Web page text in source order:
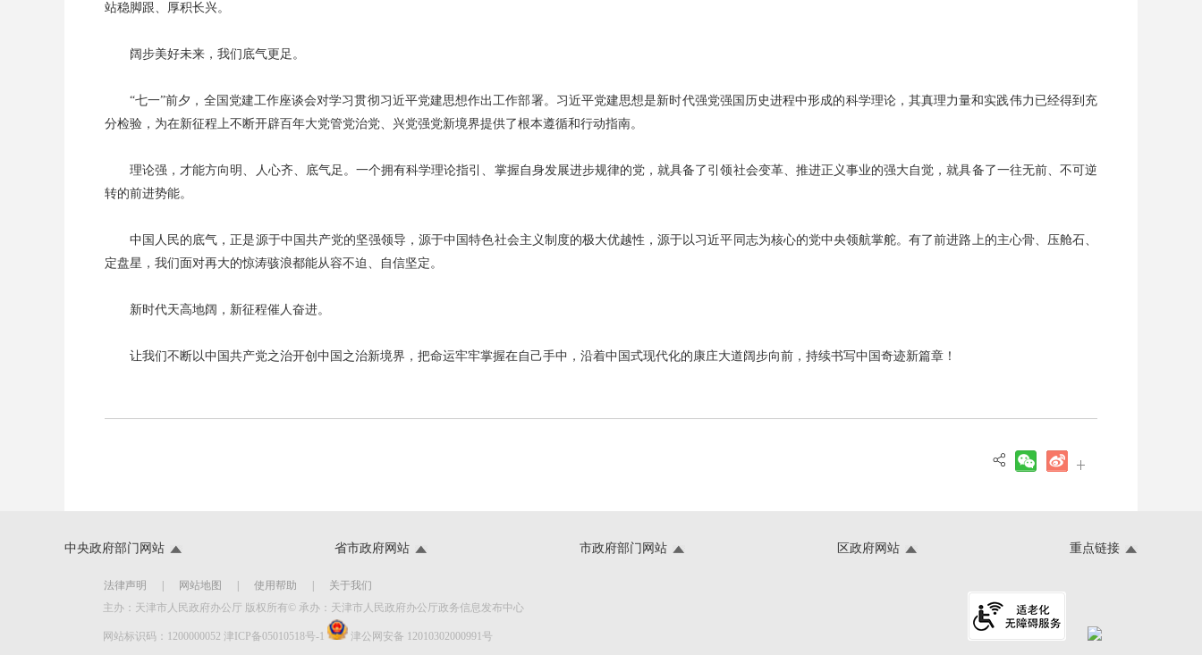
站稳脚跟、厚积长兴。
阔步美好未来，我们底气更足。
“七一”前夕，全国党建工作座谈会对学习贯彻习近平党建思想作出工作部署。习近平党建思想是新时代强党强国历史进程中形成的科学理论，其真理力量和实践伟力已经得到充
分检验，为在新征程上不断开辟百年大党管党治党、兴党强党新境界提供了根本遵循和行动指南。
理论强，才能方向明、人心齐、底气足。一个拥有科学理论指引、掌握自身发展进步规律的党，就具备了引领社会变革、推进正义事业的强大自觉，就具备了一往无前、不可逆
转的前进势能。
中国人民的底气，正是源于中国共产党的坚强领导，源于中国特色社会主义制度的极大优越性，源于以习近平同志为核心的党中央领航掌舵。有了前进路上的主心骨、压舱石、
定盘星，我们面对再大的惊涛骇浪都能从容不迫、自信坚定。
新时代天高地阔，新征程催人奋进。
让我们不断以中国共产党之治开创中国之治新境界，把命运牢牢掌握在自己手中，沿着中国式现代化的康庄大道阔步向前，持续书写中国奇迹新篇章！
中央政府部门网站 省市政府网站 市政府部门网站 区政府网站 重点链接
法律声明 网站地图 使用帮助
关于我们
主办：天津市人民政府办公厅 版权所有© 承办：天津市人民政府办公厅政务信息发布中心
网站标识码：1200000052 津ICP备05010518号-1 津公网安备 12010302000991号